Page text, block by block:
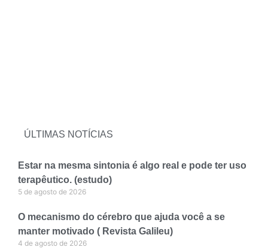
ÚLTIMAS NOTÍCIAS
Estar na mesma sintonia é algo real e pode ter uso
terapêutico. (estudo)
5 de agosto de 2026
O mecanismo do cérebro que ajuda você a se
manter motivado ( Revista Galileu)
4 de agosto de 2026